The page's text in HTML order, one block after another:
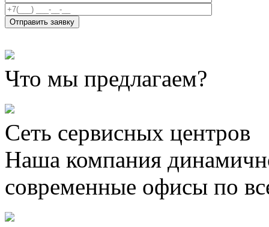
Что мы предлагаем?
Сеть сервисных центров
Наша компания
современные офисы по